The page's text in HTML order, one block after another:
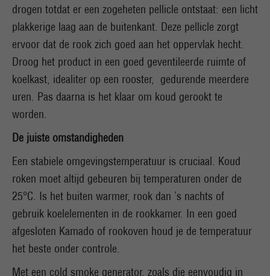
drogen totdat er een zogeheten pellicle ontstaat: een licht
plakkerige laag aan de buitenkant. Deze pellicle zorgt
ervoor dat de rook zich goed aan het oppervlak hecht.
Droog het product in een goed geventileerde ruimte of
koelkast, idealiter op een rooster, gedurende meerdere
uren. Pas daarna is het klaar om koud gerookt te
worden.
De juiste omstandigheden
Een stabiele omgevingstemperatuur is cruciaal. Koud
roken moet altijd gebeuren bij temperaturen onder de
25°C. Is het buiten warmer, rook dan ’s nachts of
gebruik koelelementen in de rookkamer. In een goed
afgesloten Kamado of rookoven houd je de temperatuur
het beste onder controle.
Met een cold smoke generator, zoals die eenvoudig in